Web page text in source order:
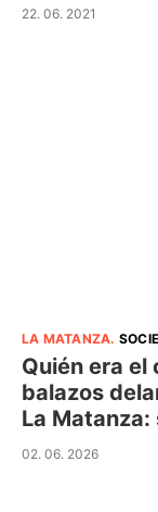
22. 06. 2021
LA MATANZA.
Quién era el
balazos
La
02. 06. 2026